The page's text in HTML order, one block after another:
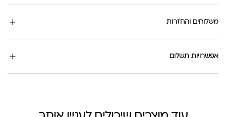
משלוחים והחזרות
אפשרויות תשלום